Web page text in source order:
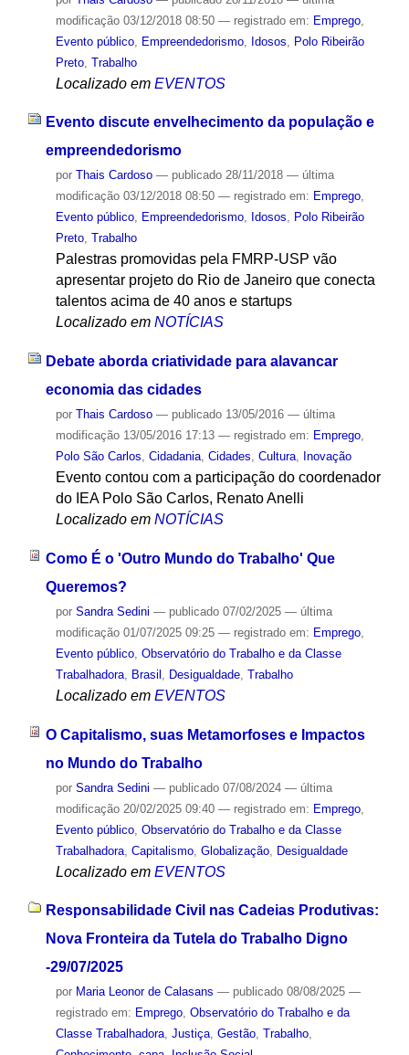
modificação03/12/2018 08:50 — registrado em: Emprego,
Evento público, Empreendedorismo, Idosos
Polo Ribeirão
Preto, Trabalho
Localizado em EVENTOS
Evento discute envelhecimento da população e
empreendedorismo
por Thais Cardoso — publicado28/11/2018 — última
modificação03/12/2018 08:50 — registrado em: Emprego,
Evento público, Empreendedorismo, Idosos, Polo Ribeirão
Preto, Trabalho
Palestras promovidas pela FMRP-USP vão
apresentar projeto do Rio de Janeiro que conecta
talentos acima de 40 anos e startups
Localizado em NOTÍCIAS
Debate aborda criatividade para alavancar
economia das cidades
por Thais Cardoso — publicado13/05/2016 — última
modificação13/05/2016 17:13 — registrado em: Emprego,
Polo São Carlos, Cidadania, Cidades, Cultura, Inovação
Evento contou com a participação do coordenador
do IEA Polo São Carlos, Renato Anelli
Localizado em NOTÍCIAS
Como É o 'Outro Mundo do Trabalho' Que
Queremos?
por Sandra Sedini — publicado07/02/2025 — última
modificação01/07/2025 09:25 — registrado em: Emprego,
Evento público, Observatório do Trabalho e da Classe
Trabalhadora, Brasil Desigualdade, Trabalho
Localizado em EVENTOS
O Capitalismo, suas Metamorfoses e Impactos
no Mundo do Trabalho
por Sandra Sedini — publicado07/08/2024 — última
modificação20/02/2025 09:40 — registrado em: Emprego,
Evento público, Observatório do Trabalho e da Classe
Trabalhadora, Capitalismo, Globalização, Desigualdade
Localizado em EVENTOS
Responsabilidade Civil nas Cadeias Produtivas:
Nova Fronteira da Tutela do Trabalho Digno
-29/07/2025
por Maria Leonor de Calasans — publicado08/08/2025 —
registrado em: Emprego, Observatório do Trabalho e da
Classe Trabalhadora, Justiça, Gestão, Trabalho,